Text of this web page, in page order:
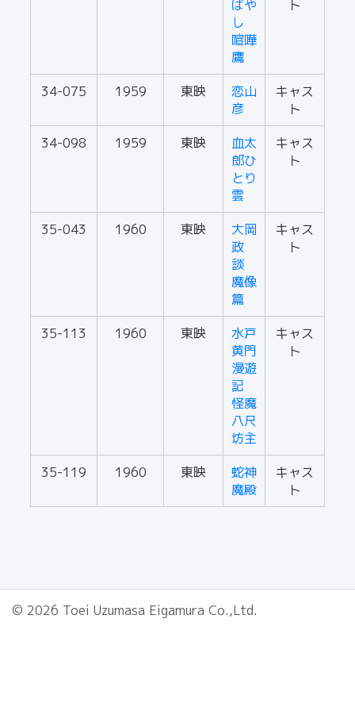
ばや
し
喧嘩
鷹
ト
34-075 1959 東映
恋山
彦
キャス
ト
34-098
1959 東映
血太
郎ひ
とり
雲
キャス
ト
35-043 1960 東映
大岡
政
談
魔像
篇
キャス
ト
35-113 1960 東映
水戸
黄門
漫遊
記
怪魔
八尺
坊主
キャス
ト
35-119 1960 東映
蛇神
魔殿
キャス
ト
© 2026 Toei Uzumasa Eigamura Co.,Ltd.